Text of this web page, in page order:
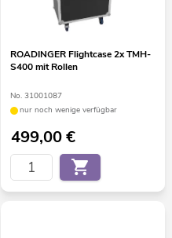
ROADINGER Flightcase 2x TMH-
S400 mit Rollen
No. 31001087
nur noch wenige verfügbar
499,00€